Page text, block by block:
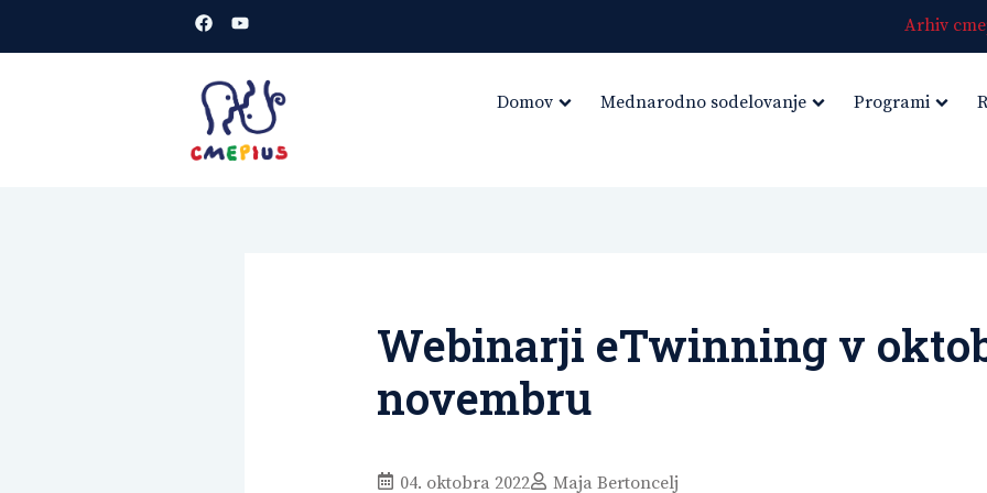
Arhiv
Domov Mednarodno sodelovanje Programi
Webinarji eTwinning v
novembru
04. oktobra 2022 Maja Bertoncelj